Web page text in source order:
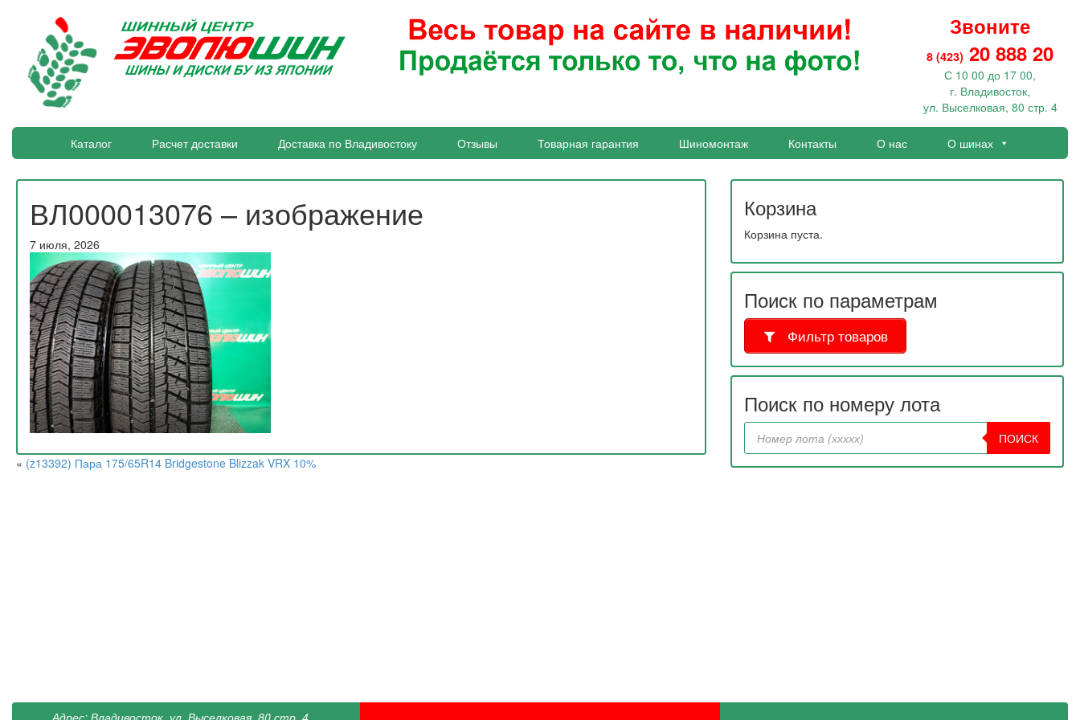
Звоните
8 (423) 20 888 20
С 10 00 до 17 00,
г. Владивосток,
ул. Выселковая, 80 стр. 4
Каталог Расчет доставки Доставка по Владивостоку Отзывы Товарная гарантия Шиномонтаж Контакты О нас О шинах
ВЛ000013076 – изображение
7 июля, 2026
« (z13392) Пара 175/65R14 Bridgestone Blizzak VRX 10%
Корзина
Корзина пуста.
Поиск по параметрам
Фильтр товаров
Поиск по номеру лота
ПОИСК
Адрес: Владивосток, ул. Выселковая, 80 стр. 4